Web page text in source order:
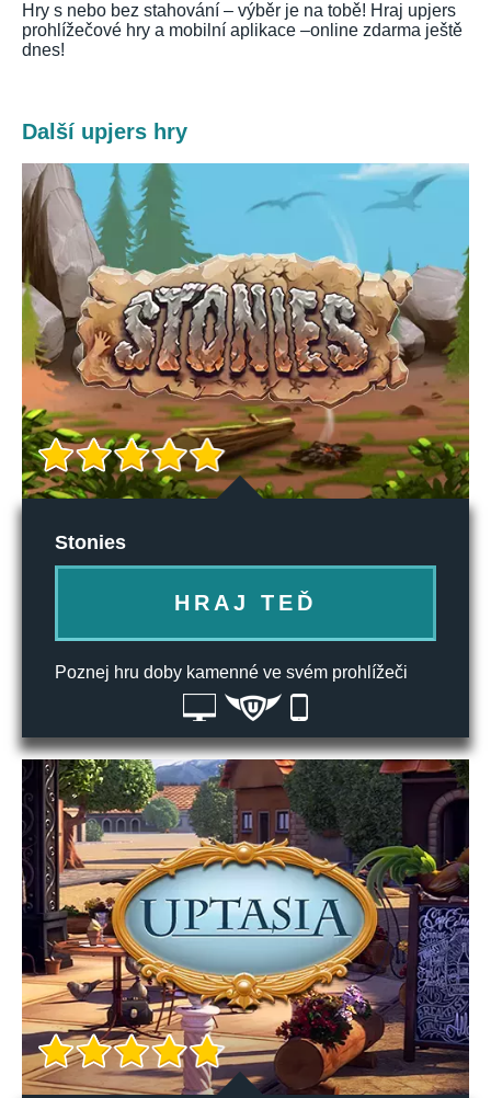
Hry s nebo bez stahování – výběr je na tobě! Hraj upjers
prohlížečové hry a mobilní aplikace –online zdarma ještě
dnes!
Další upjers hry
Stonies
HRAJ TEĎ
Poznej hru doby kamenné ve svém prohlížeči